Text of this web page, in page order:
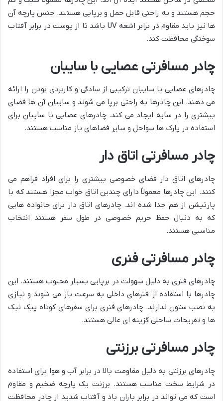
حجم هستند و به راحتی قابل حمل و برپایی هستند. جنس پارچه آن
ها نیز باید مقاوم در برابر اشعه UV باشد تا از پوست در برابر آفتاب
سوختگی محافظت کند.
چادر مسافرتی عصایی با سایبان
چادرهای عصایی با سایبان ترکیبی از سادگی و کاربردی بودن را ارائه
می دهند. این چادرها به راحتی برپا می شوند و سایبان آن ها فضای
بیشتری را در سایه ایجاد می کند. چادرهای عصایی با سایبان برای
استفاده در پارک ها سواحل و سایر فضاهای باز مناسب هستند.
چادر مسافرتی اتاق دار
چادرهای اتاق دار فضای خصوصی بیشتری را برای افراد فراهم می
کنند. این چادرها معمولاً دارای چندین اتاق خواب مجزا هستند که با
پارتیشن از هم جدا شده اند. چادرهای اتاق دار برای خانواده هایی
که به دنبال حفظ حریم خصوصی در طول سفر هستند انتخاب
مناسبی هستند.
چادر مسافرتی فنری
چادرهای فنری به دلیل سهولت در برپایی بسیار محبوب هستند. این
چادرها با استفاده از فنرهای داخلی به سرعت باز می شوند و نیازی
به نصب ستون ندارند. چادرهای فنری برای سفرهای کوتاه پیک نیک
ها و تفریحات ساحلی گزینه ای عالی هستند.
چادر مسافرتی برزنتی
چادرهای برزنتی به دلیل مقاومت بالا در برابر آب و هوا برای استفاده
در شرایط سخت مناسب هستند. برزنت یک پارچه ضخیم و مقاوم
است که می تواند در برابر باران باد و آفتاب شدید از چادر محافظت